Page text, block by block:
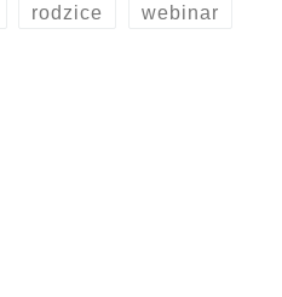
rodzice webinar